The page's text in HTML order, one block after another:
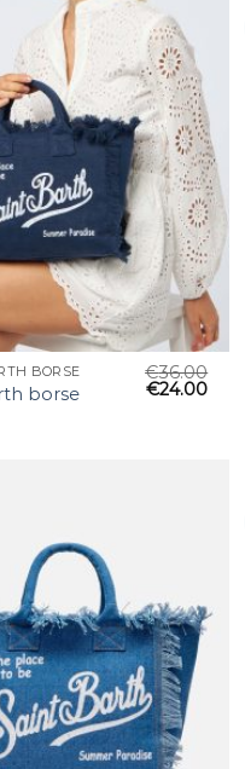
BORSE
borse
€36.00
€24.00